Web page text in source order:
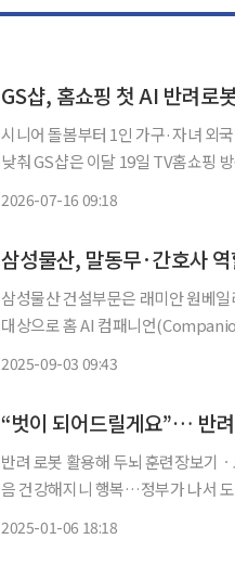
GS샵, 홈쇼핑 첫 AI 반려로
시니어 돌봄부터 1인 가구·자녀 외
낮춰 GS샵은 이달 19일 TV홈쇼핑 방송을 통해 AI 반려로봇 '케미프렌즈'를 렌탈 구독 방식으
2026-07-16 09:18
삼성물산, 말동무·간호사
삼성물산 건설부문은 래미안 원베
대상으로 홈 AI 컴패니언(Companion)
2025-09-03 09:43
“벗이 되어드릴게요”… 반
반려 로봇 활용해 두뇌 훈련장보기
음 건강해지니 행복…정부가 나서 도입했으면” “예전에는 컴퓨터로
2025-01-06 18:18